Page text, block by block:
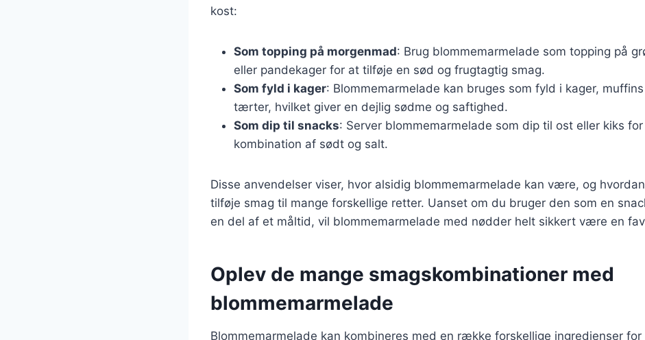
kost:
Som topping på morgenmad: Brug blommemarmelade som topping på
eller pandekager for at tilføje en sød og frugtagtig smag.
Som fyld i kager: Blommemarmelade kan bruges som fyld i kager,
tærter, hvilket giver en dejlig sødme og saftighed.
Som dip til snacks: Server blommemarmelade som dip til ost eller kiks
kombination af sødt og salt.
Disse anvendelser viser, hvor alsidig blommemarmelade kan være, og
tilføje smag til mange forskellige retter. Uanset om du bruger den som en
en del af et måltid, vil blommemarmelade med nødder helt sikkert være en
Oplev de mange smagskombinationer med
blommemarmelade
Blommemarmelade kan kombineres med en række forskellige ingredienser for